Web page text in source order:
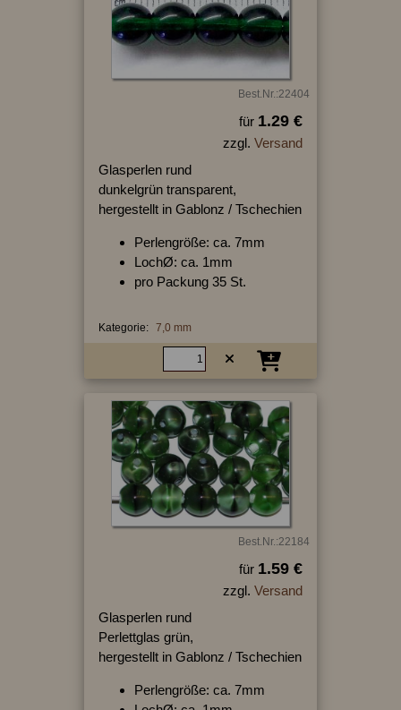
Best.Nr.:22404
für 1.29 €
zzgl. Versand
Glasperlen rund
dunkelgrün transparent,
hergestellt in Gablonz / Tschechien
Perlengröße: ca. 7mm
LochØ: ca. 1mm
pro Packung 35 St.
Kategorie: 7,0 mm
Best.Nr.:22184
für 1.59 €
zzgl. Versand
Glasperlen rund
Perlettglas grün,
hergestellt in Gablonz / Tschechien
Perlengröße: ca. 7mm